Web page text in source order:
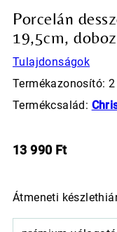
Porcelán
19,5cm,
Tulajdonságok
Termékazonosító:
Termékcsalád:
13 990 Ft
Átmeneti